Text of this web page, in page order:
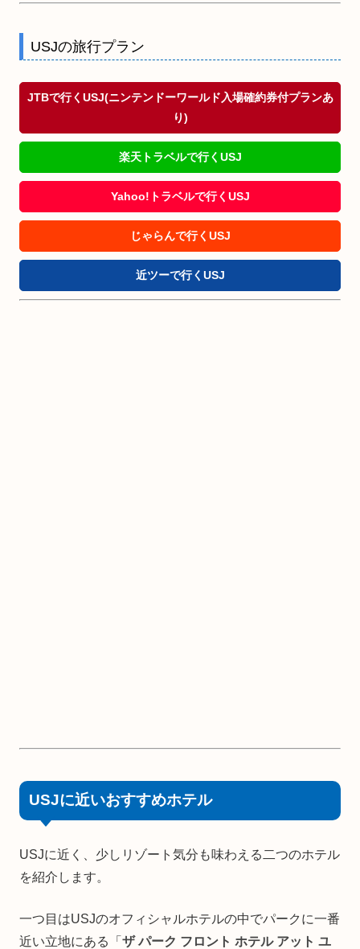
USJの旅行プラン
JTBで行くUSJ(ニンテンドーワールド入場確約券付プランあ
り)
楽天トラベルで行くUSJ
Yahoo!トラベルで行くUSJ
じゃらんで行くUSJ
近ツーで行くUSJ
USJに近いおすすめホテル
USJに近く、少しリゾート気分も味わえる二つのホテル
を紹介します。
一つ目はUSJのオフィシャルホテルの中でパークに一番
近い立地にある「 ザ パーク フロント ホテル アット ユ